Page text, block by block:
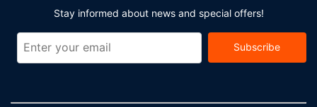
Stay informed about news and special offers!
Subscribe